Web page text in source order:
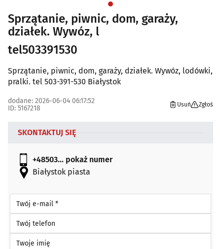
Sprzątanie, piwnic, dom, garaży,
działek. Wywóz, l
tel503391530
Sprzątanie, piwnic, dom, garaży, działek. Wywóz, lodówki,
pralki. tel 503-391-530 Białystok
dodane: 2026-06-04 06:17:52
ID: 5167218
Usuń Zgłoś
SKONTAKTUJ SIĘ
+48503... pokaż numer
Białystok piasta
Twój e-mail *
Twój telefon
Twoje imię